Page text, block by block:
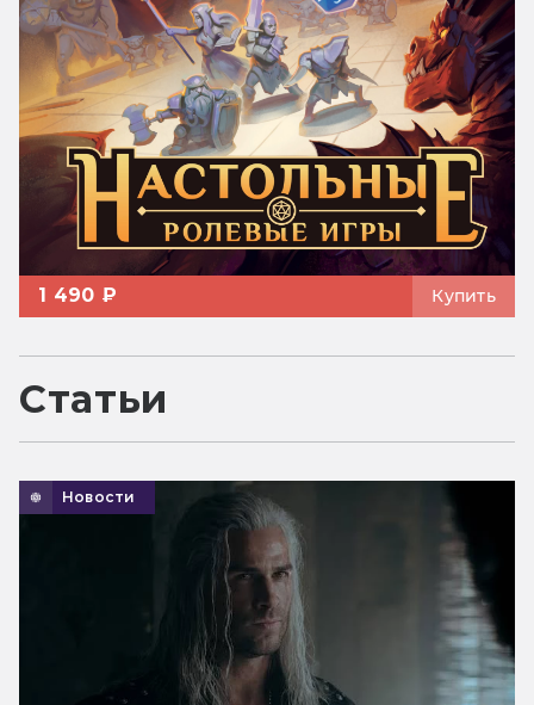
1 490 ₽ Купить
Статьи
Новости